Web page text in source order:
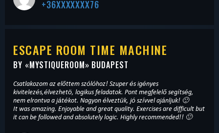
+36XXXXXXX76
ESCAPE ROOM TIME MACHINE
BY «MYSTIQUEROOM» BUDAPEST
Csatlakozom az előttem szólóhoz! Szuper és igényes
kivitelezés,élvezhetö, logikus feladatok. Pont megfelelő segítség,
nem elrontva a játékot. Nagyon élveztük, jó szívvel ajánljuk! 🙂
It was amazing. Enjoyable and great quality. Exercises are difficult but
it can be followed and absolutely logic. Highly recommended!! 🙂